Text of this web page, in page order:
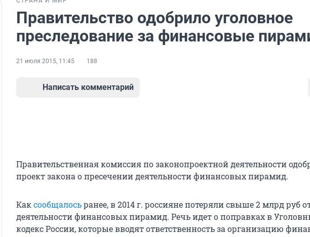
Правительство одобрило уголовное
преследование за финансовые
21 июля 2015, 11:45 188
Написать комментарий
Правительственная комиссия по законопроектной деятельности
проект закона о пресечении деятельности финансовых пирамид.
Каксообщалосьранее, в 2014 г. россияне потеряли свыше 2 млрд руб
деятельности финансовых пирамид. Речь идет о поправках в
кодекс России, которые вводят ответственность за организацию